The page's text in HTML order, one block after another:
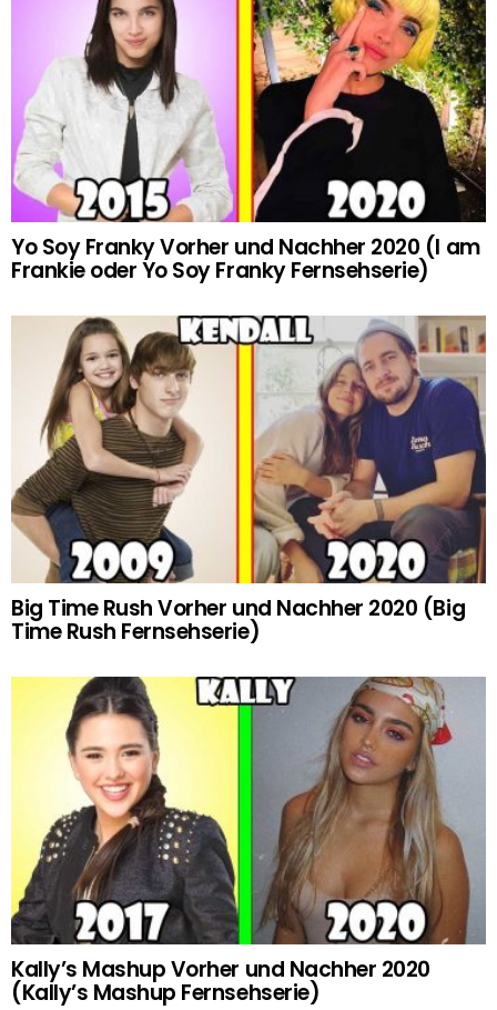
Yo Soy Franky Vorher und Nachher 2020 (I am
Frankie oder Yo Soy Franky Fernsehserie)
Big Time Rush Vorher und Nachher 2020 (Big
Time Rush Fernsehserie)
Kally’s Mashup Vorher und Nachher 2020
(Kally’s Mashup Fernsehserie)